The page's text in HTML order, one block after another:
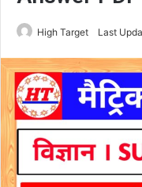
High Target Last